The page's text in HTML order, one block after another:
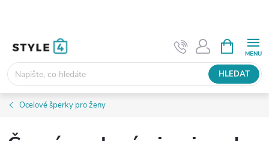
HLEDAT
NÁKUPNÍ
KOŠÍK
Ocelové šperky pro ženy